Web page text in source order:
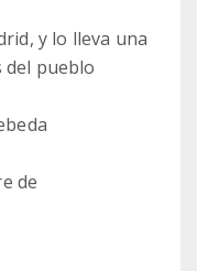
y lo lleva una
del pueblo
de